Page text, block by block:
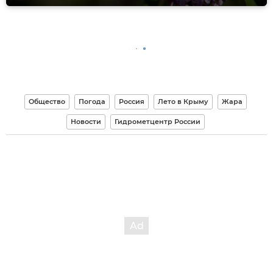
Общество Погода Россия Лето в Крыму Жара
Новости Гидрометцентр России